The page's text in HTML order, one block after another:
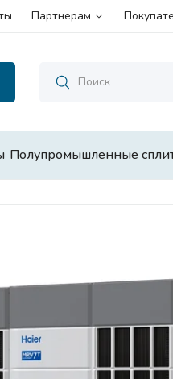
Партнерам
Полупромышленные